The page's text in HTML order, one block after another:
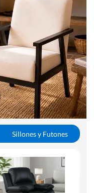
Sillones y Futones
Racks y Muebles TV